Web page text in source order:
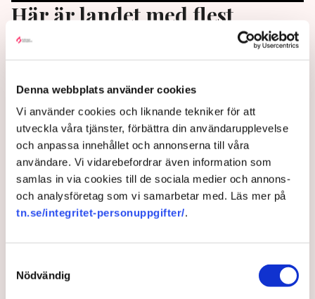
Denna webbplats använder cookies
Vi använder cookies och liknande tekniker för att
utveckla våra tjänster, förbättra din användarupplevelse
och anpassa innehållet och annonserna till våra
användare. Vi vidarebefordrar även information som
samlas in via cookies till de sociala medier och annons-
och analysföretag som vi samarbetar med. Läs mer på
tn.se/integritet-personuppgifter/.
Nödvändig
Här är landet med flest
dollarmiljonärer – Sverige
tappar
Förra året minskade antalet svenska dollarmiljonärer
med nära 3 procent, rapporterar SvD utifrån en ny
undersökning.
1 year ago | Av: Redaktionen